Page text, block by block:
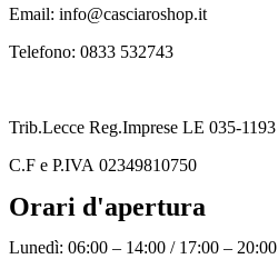
Email: info@casciaroshop.it
Telefono: 0833 532743
Trib.Lecce Reg.Imprese LE 035-1193
C.F e P.IVA 02349810750
Orari d'apertura
Lunedì: 06:00 – 14:00 / 17:00 – 20:00